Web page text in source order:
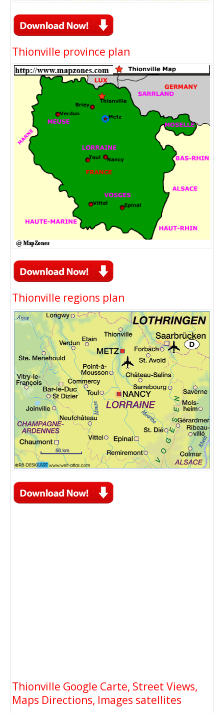
Thionville province plan
Thionville regions plan
Thionville Google Carte, Street Views,
Maps Directions, Images satellites